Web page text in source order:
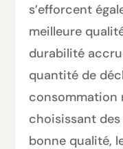
s’efforcent
meilleure
durabilité
quantité de
consommation
choisissant
bonne qualité,